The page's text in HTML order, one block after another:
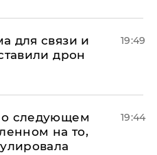
для связи и
дрон
19:49
следующем
на то,
19:44